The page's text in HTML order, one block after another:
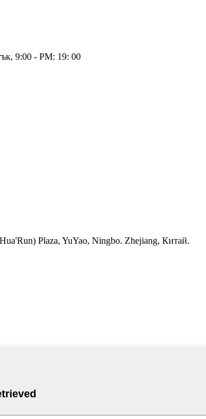
9:00 - PM: 19: 00
Plaza, YuYao, Ningbo. Zhejiang, Китай.